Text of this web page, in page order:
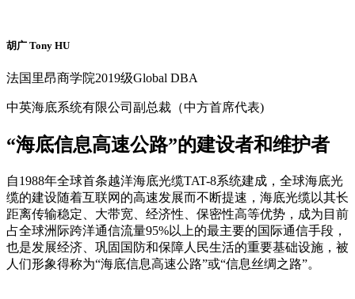
胡广 Tony HU
法国里昂商学院2019级Global DBA
中英海底系统有限公司副总裁（中方首席代表)
“海底信息高速公路”的建设者和维护者
自1988年全球首条越洋海底光缆TAT-8系统建成，全球海底光
缆的建设随着互联网的高速发展而不断提速，海底光缆以其长
距离传输稳定、大带宽、经济性、保密性高等优势，成为目前
占全球洲际跨洋通信流量95%以上的最主要的国际通信手段，
也是发展经济、巩固国防和保障人民生活的重要基础设施，被
人们形象得称为“海底信息高速公路”或“信息丝绸之路”。